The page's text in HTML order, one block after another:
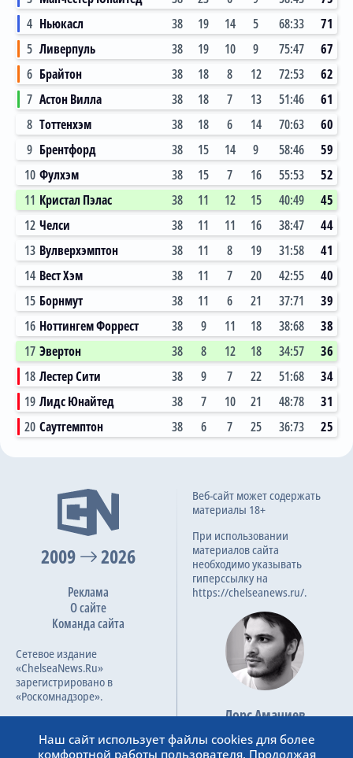
4 Ньюкасл 38 19 14 5 68:33
71
5 Ливерпуль 38 19 10 9 75:47
67
6 Брайтон 38 18 8 12 72:53
62
7 Астон Вилла 38 18 7 13 51:46
61
8 Тоттенхэм 38 18 6 14 70:63
60
9 Брентфорд 38 15 14 9 58:46
59
10 Фулхэм 38 15 7 16 55:53
52
11 Кристал Пэлас 38 11 12 15 40:49
45
12 Челси 38 11 11 16 38:47
44
13 Вулверхэмптон 38 11 8 19 31:58
41
14 Вест Хэм 38 11 7 20 42:55
40
15 Борнмут 38 11 6 21 37:71
39
16 Ноттингем Форрест 38 9 11 18 38:68
38
17 Эвертон 38 8 12 18 34:57
36
18 Лестер Сити 38 9 7 22 51:68
34
19 Лидс Юнайтед 38 7 10 21 48:78
31
20 Саутгемптон 38 6 7 25 36:73 25
22.10.2022
Премьер-лига, 13 тур
19.05.2022
Премьер-лига, 33 тур
20.03.2022
Кубок Англии, 1/4 финала
3:1
12.12.2021
Премьер-лига, 16 тур
2009 2026
Реклама
О сайте
Команда сайта
Сетевое издание
«ChelseaNews.Ru»
зарегистрировано в
«Роскомнадзоре».
ФС 77 – 87138.
Веб-сайт может содержать
материалы 18+
При использовании
материалов сайта
необходимо указывать
гиперссылку на
https://chelseanews.ru/.
Лорс Амачиев
Основатель сайта
admin@chelseanews.ru
Наш сайт использует файлы cookies для более
комфортной работы пользователя. Продолжая